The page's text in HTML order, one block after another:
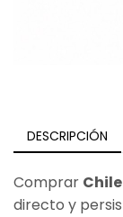
DESCRIPCIÓN
Comprar
directo y